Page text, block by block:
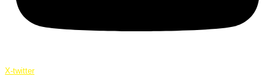
X-twitter